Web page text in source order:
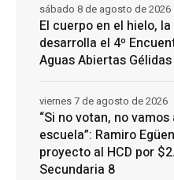
El cuerpo en el hielo,
desarrolla el 4º
Aguas Abiertas
sábado 8 de agosto de 2026
“Si no votan, no
escuela”: Ramiro
proyecto al HCD por
Secundaria 8
viernes 7 de agosto de 2026